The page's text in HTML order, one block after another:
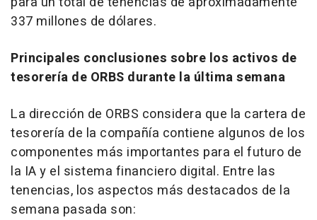
337 millones de dólares.
Principales conclusiones sobre los activos de
tesorería de ORBS durante la última semana
La dirección de ORBS considera que la cartera de
tesorería de la compañía contiene algunos de los
componentes más importantes para el futuro de
la IA y el sistema financiero digital. Entre las
tenencias, los aspectos más destacados de la
semana pasada son: